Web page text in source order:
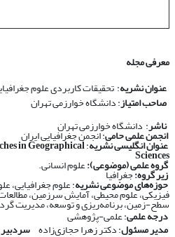
معرفی مجله
عنوان نشریه: تحقیقات کاربردی علوم
صاحب امتیاز: دانشگاه خوارزمی تهران
ناشر: دانشگاه خوارزمی تهران
انجمن علمی حامی: انجمن جغرافیایی ایران
عنوان انگلیسی نشریه: Journal of
in Geographical
Sciences
گروه علمی (موضوعی):علوم انسانی.
زیر گروه:جغرافیا
حوزه‌های موضوعی نشریه: علوم جغرافیایی،
فیزیکی، علوم محیطی، آمایش سرزمین،
سطح-زمین، برنامه‌ریزی و توسعه، مدیریت
درجه علمی: علمی-پژوهشی
مدیر مسئول: دکتر زهرا حجازی‌زاده سردبیر